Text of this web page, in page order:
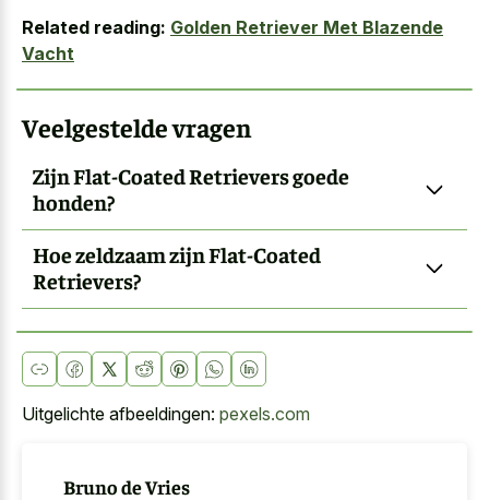
Related reading: Golden Retriever Met Blazende
Vacht
Veelgestelde vragen
Zijn Flat-Coated Retrievers goede
honden?
Hoe zeldzaam zijn Flat-Coated
Retrievers?
Uitgelichte afbeeldingen: pexels.com
Bruno de Vries